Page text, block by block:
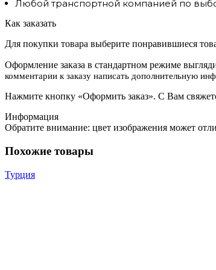
Любой транспортной компанией по
Как заказать
Для покупки товара выберите понравившиеся
Оформление заказа в стандартном режиме
комментарии к заказу написать дополнительную
Нажмите кнопку «Оформить заказ». С Вам
Информация
Обратите внимание: цвет изображения может
Похожие товары
Турция